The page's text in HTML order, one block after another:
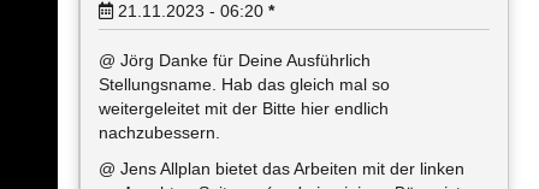
21.11.2023 - 06:20 *
@ Jörg Danke für Deine Ausführlich
Stellungsname. Hab das gleich mal so
weitergeleitet mit der Bitte hier endlich
nachzubessern.
@ Jens Allplan bietet das Arbeiten mit der linken